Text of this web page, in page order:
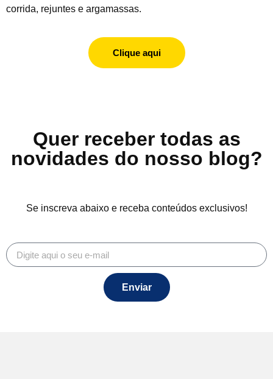
corrida, rejuntes e argamassas.
Clique aqui
Quer receber todas as
novidades do nosso blog?
Se inscreva abaixo e receba conteúdos exclusivos!
Enviar